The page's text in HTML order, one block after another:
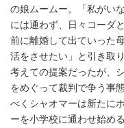
の娘ムームー。「私がい
には通わず、日々コーダ
前に離婚して出ていった
活をさせたい」と引き取
考えての提案だったが、
をめぐって裁判で争う事
べくシャオマーは新たに
ーを小学校に通わせ始め